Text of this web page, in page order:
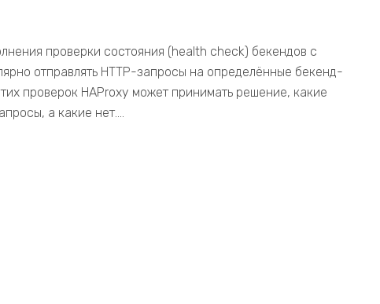
проверки состояния (health check) бекендов с
отправлять HTTP-запросы на определённые бекенд-
проверок HAProxy может принимать решение, какие
а какие нет....